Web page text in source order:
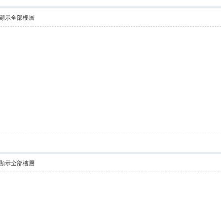
示全部樓層
示全部樓層